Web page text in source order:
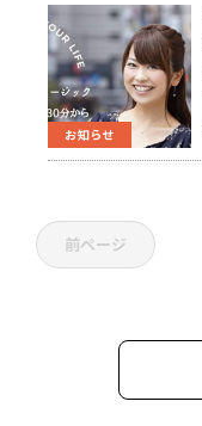
お知らせ
前ページ